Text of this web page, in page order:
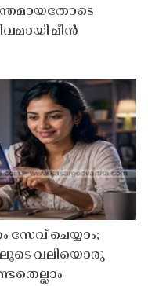
മീൻ
സേവ് ചെയ്യാം;
വലിയൊരു